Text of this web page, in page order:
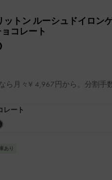
ットン ルーシュドイロン
コレート
ら月々¥ 4,967円から。分割手
レート
あり